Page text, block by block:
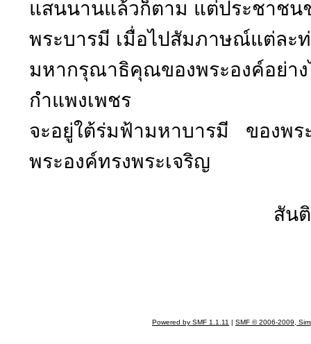
แสนนานแล้วก็ตาม แต่ประชาชน
พระบารมี เมื่อไปสัมภาษณ์แต่ละ
มหากรุณาธิคุณของพระองค์อย่า
กำแพงเพชร
จะอยู่ใต้ร่มฟ้ามหาบารมี ของพ
พระองค์ทรงพระเจริญ
สันติ อภัย
Powered by SMF 1.1.11 | SMF © 2006-2009,